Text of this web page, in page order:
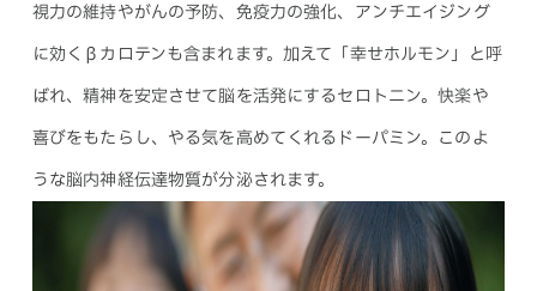
視力の維持やがんの予防、免疫力の強化、アンチエイジング
に効くβカロテンも含まれます。加えて「幸せホルモン」と呼
ばれ、精神を安定させて脳を活発にするセロトニン。快楽や
喜びをもたらし、やる気を高めてくれるドーパミン。このよ
うな脳内神経伝達物質が分泌されます。